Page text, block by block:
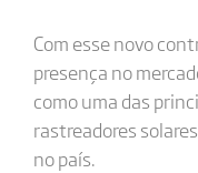
Com esse novo
presença no
como uma das
rastreadores
no país.